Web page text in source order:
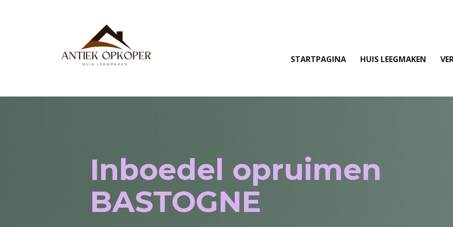
STARTPAGINA HUIS LEEGMAKEN
Inboedel opruimen
BASTOGNE